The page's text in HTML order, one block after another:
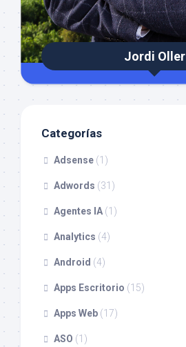
Jordi Oller
Categorías
Adsense (1)
Adwords (31)
Agentes IA (1)
Analytics (4)
Android (4)
Apps Escritorio (15)
Apps Web (17)
ASO (1)